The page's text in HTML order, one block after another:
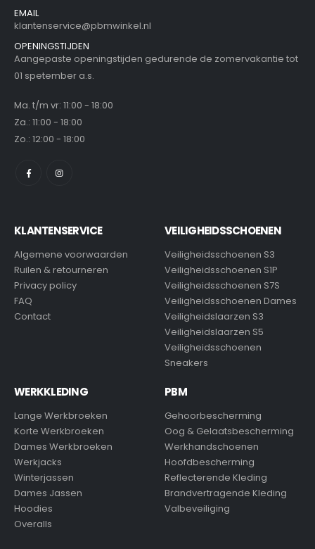
EMAIL
klantenservice@pbmwinkel.nl
OPENINGSTIJDEN
Aangepaste openingstijden gedurende de zomervakantie tot
01 spetember a.s.
Ma. t/m vr: 11:00 - 18:00
Za.: 11:00 - 18:00
Zo.: 12:00 - 18:00
KLANTENSERVICE
Algemene voorwaarden
Ruilen & retourneren
Privacy policy
FAQ
Contact
VEILIGHEIDSSCHOENEN
Veiligheidsschoenen S3
Veiligheidsschoenen S1P
Veiligheidsschoenen S7S
Veiligheidsschoenen Dames
Veiligheidslaarzen S3
Veiligheidslaarzen S5
Veiligheidsschoenen
Sneakers
WERKKLEDING
Lange Werkbroeken
Korte Werkbroeken
Dames Werkbroeken
Werkjacks
Winterjassen
Dames Jassen
Hoodies
Overalls
PBM
Gehoorbescherming
Oog & Gelaatsbescherming
Werkhandschoenen
Hoofdbescherming
Reflecterende Kleding
Brandvertragende Kleding
Valbeveiliging